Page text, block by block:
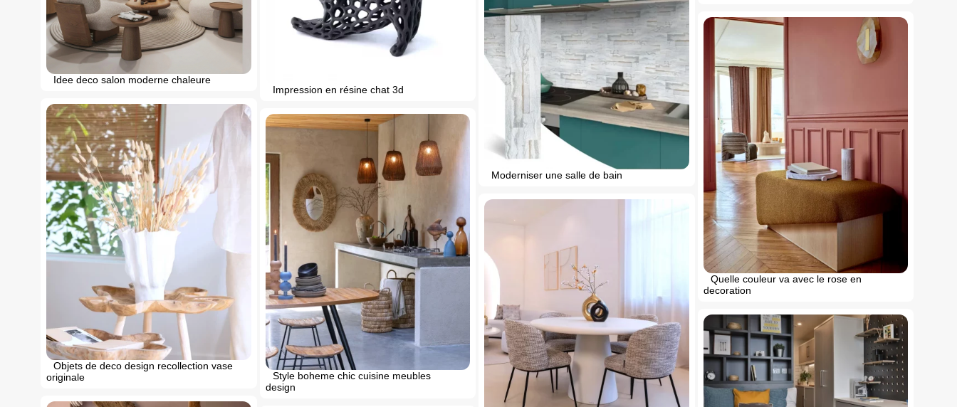
Idee deco salon moderne chaleure
Impression en résine chat 3d
Moderniser une salle de bain
Quelle couleur va avec le rose en
decoration
Objets de deco design recollection vase
originale
Style boheme chic cuisine meubles
design